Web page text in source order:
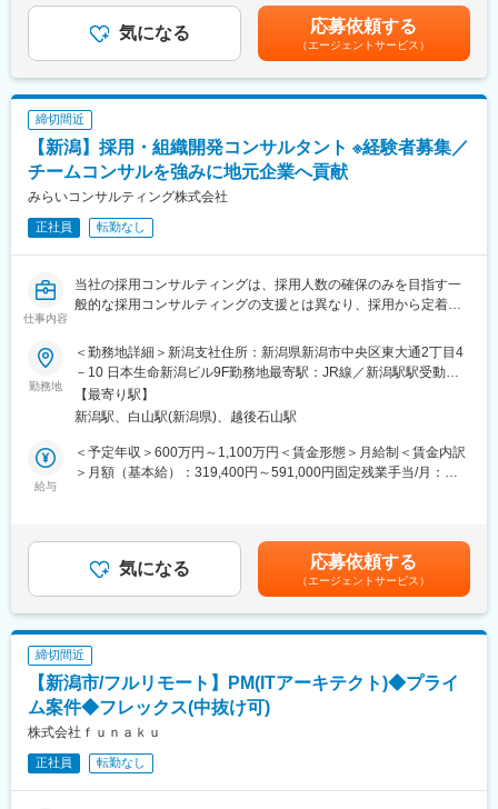
署を設置しており、本求人はその選任部署のスタッフの求人とな
ります。特別な会計の基準や税制、法令等を一から学習し、先輩
社員に同行し経験を積んだ後、習得レベルに応じた担当を持つこ
す。
■具体的には：
・仕訳処理の点検・指導及び試算表、決算書の作成に対する助
言・指導
に従っているかの点検・指導
言・指導
・公会計（自治体）財務書類の作成支援
・担当する法人は、社会福祉法人、公益財団・社団法人、一般社
団・財団法人、NPO法人、学校法人、自治体等となります。
■当社の特徴：
な働き方を推進しています。
・13社のグループ会社を保有し、企業経営に関わる様々な業務を
・事業承継（M&A）にも強みを持ち、年間でも2～3件程度以上の
実績を保有しています。
・現在は企業経営にとって必要な未来会計（事業計画や、売上計
※豊富な顧客ネットワークによる安定した経営基盤、得意業界、業
務を保有することでの圧倒的ノウハウが強みです。
業手当のみ支給賃金はあくまでも目安の金額であり、選考を通じ
て上下する可能性があります。月給(月額)は固定手当を含めた表記
です。
気になる 応募依頼する
（エージェントサービス）
締切間近
【新潟】採用・組織開発コンサルタント ※経験者募集／
チームコンサルを強みに地元企業へ貢献
みらいコンサルティング株式会社
正社員 転勤なし
仕事内容
当社の採用コンサルティングは、採用人数の確保のみを目指す一
般的な採用コンサルティングの支援とは異なり、採用から定着ま
企業内での自走化が必要であり、採用ファーストで取組まれる企
業を当社では実行実現支援します。
また、採用後は「組織づくり・チームづくり」を通じて組織を活
性化し、働く人や組織の可能性を引き出すことで、企業の持続可
能な変革・成長支援をします。ディスカッションやインタビュー
を通して本当に解決すべき課題を特定し、課題解決に向けた研修
■求職者から選ばれる方法を明確化
会社の現状、採用市場（求職者心理）を正しく理解し、現状との
ギャップを認識することで、人手不足で悩んでいる会社の『人材
■企業の本当の価値・ありたい姿の明確化
コーチングを用いたアプローチで、社員自身が企業の本当の価
値・ありたい姿を考えることで、社員の進む方向性を合わせま
す。
コンサルタント兼ファシリテーターとして、経営課題を解決する
勤務地
＜勤務地詳細＞新潟支社住所：新潟県新潟市中央区東大通2丁目4
－10 日本生命新潟ビル9F勤務地最寄駅：JR線／新潟駅駅受動喫
煙対策：屋内全面禁煙変更の範囲：会社の定める事業所
【最寄り駅】
新潟駅、白山駅(新潟県)、越後石山駅
給与
＜予定年収＞600万円～1,100万円＜賃金形態＞月給制＜賃金内訳
＞月額（基本給）：319,400円～591,000円固定残業手当/月：
給与には30時間分の固定残業代を含む/超過分は全額支給※経験・
能力、現年収など考慮の上、決定いたします■昇給：年1回■賞
与：年2回（2ヶ月×2回）賃金はあくまでも目安の金額であり、選
考を通じて上下する可能性があります。月給(月額)は固定手当を含
めた表記です。
気になる 応募依頼する
（エージェントサービス）
締切間近
【新潟市/フルリモート】PM(ITアーキテクト)◆プライ
ム案件◆フレックス(中抜け可)
株式会社ｆｕｎａｋｕ
正社員 転勤なし